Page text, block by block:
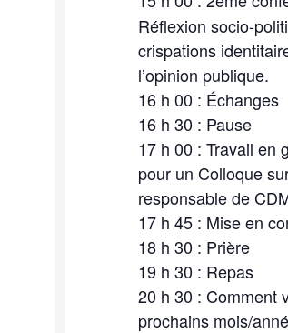
Réflexion socio-
crispations
l’opinion publique.
16 h 00 : Échanges
16 h 30 : Pause
17 h 00 : Travail en
pour un Colloque
responsable de
17 h 45 : Mise en
18 h 30 : Prière
19 h 30 : Repas
20 h 30 : Comment
prochains mois/